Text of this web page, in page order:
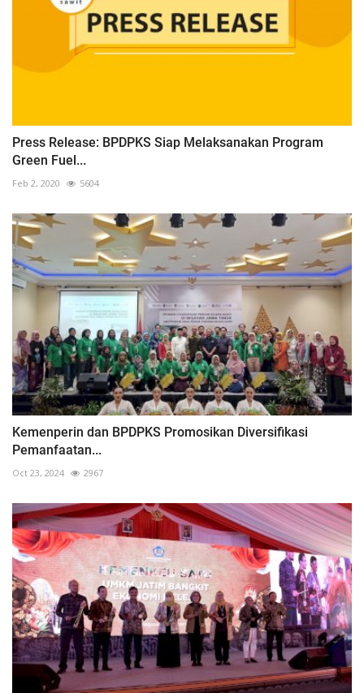
Press Release: BPDPKS Siap Melaksanakan Program
Green Fuel...
Feb 2, 2020 5604
Kemenperin dan BPDPKS Promosikan Diversifikasi
Pemanfaatan...
Oct 23, 2024 2967